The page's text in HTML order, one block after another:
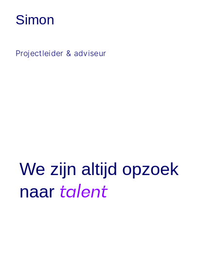
Simon
Projectleider & adviseur
We zijn altijd opzoek
naar talent